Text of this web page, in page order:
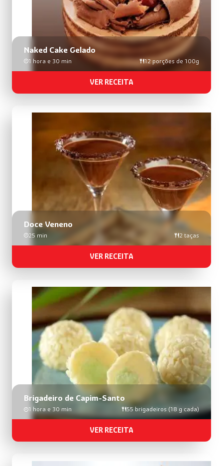
Naked Cake Gelado
1 hora e 30 min 12 porções de 100g
VER RECEITA
Doce Veneno
25 min 2 taças
VER RECEITA
Brigadeiro de Capim-Santo
1 hora e 30 min 55 brigadeiros (18 g cada)
VER RECEITA